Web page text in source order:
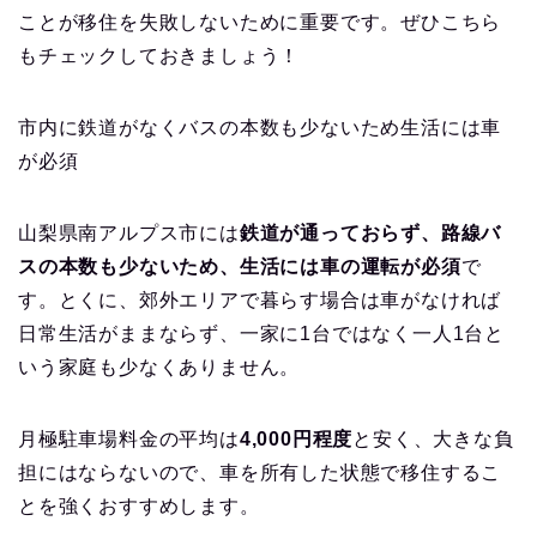
ことが移住を失敗しないために重要です。ぜひこちら
もチェックしておきましょう！
市内に鉄道がなくバスの本数も少ないため生活には車
が必須
山梨県南アルプス市には鉄道が通っておらず、路線バ
スの本数も少ないため、生活には車の運転が必須で
す。とくに、郊外エリアで暮らす場合は車がなければ
日常生活がままならず、一家に1台ではなく一人1台と
いう家庭も少なくありません。
月極駐車場料金の平均は4,000円程度と安く、大きな負
担にはならないので、車を所有した状態で移住するこ
とを強くおすすめします。